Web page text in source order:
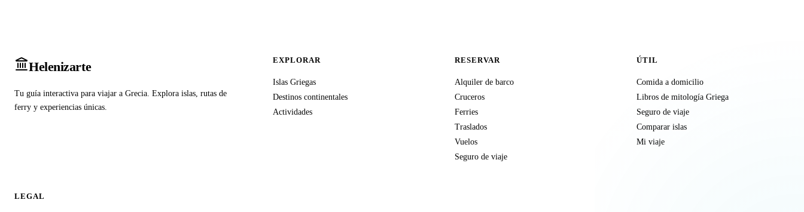
Helenizarte
Tu guía interactiva para viajar a Grecia. Explora islas, rutas de
ferry y experiencias únicas.
EXPLORAR
Islas Griegas
Destinos continentales
Actividades
RESERVAR
Alquiler de barco
Cruceros
Ferries
Traslados
Vuelos
Seguro de viaje
ÚTIL
Comida a domicilio
Libros de mitología Griega
Seguro de viaje
Comparar islas
Mi viaje
LEGAL